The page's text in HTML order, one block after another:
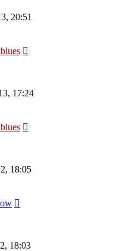
20:51
17:24
18:05
18:03